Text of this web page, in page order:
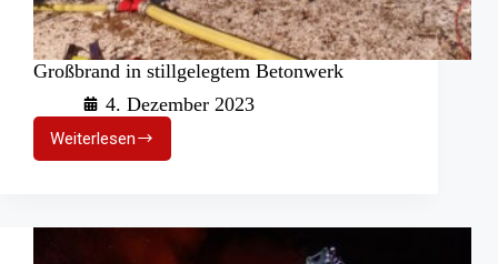
Großbrand in stillgelegtem Betonwerk
4. Dezember 2023
WeiterlesenGroßbrand
in